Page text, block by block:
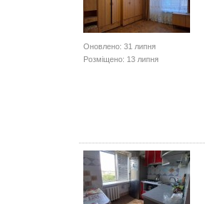
Оновлено: 31 липня
Розміщено: 13 липня